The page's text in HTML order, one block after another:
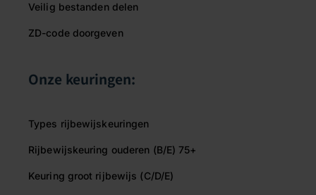
Veilig bestanden delen
ZD-code doorgeven
Onze keuringen:
Types rijbewijskeuringen
Rijbewijskeuring ouderen (B/E) 75+
Keuring groot rijbewijs (C/D/E)